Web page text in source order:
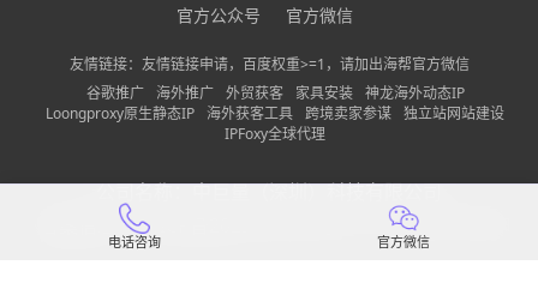
请确保您填写的联系方式无误，以便我们第一时间联系到
立即申请免费使用
官方公众号 官方微信
友情链接：友情链接申请，百度权重>=1，请加出海帮官方微信
谷歌推广
海外推广 外贸获客 家具安装
神龙海外动态IP
Loongproxy原生静态IP 海外获客工具 跨境卖家参谋 独立站网站建设
IPFoxy全球代理
公司名称：中巨量（深圳）科技有限公司
备案信息：粤ICP备2022150197号-13 隐私政策
电话咨询 官方微信